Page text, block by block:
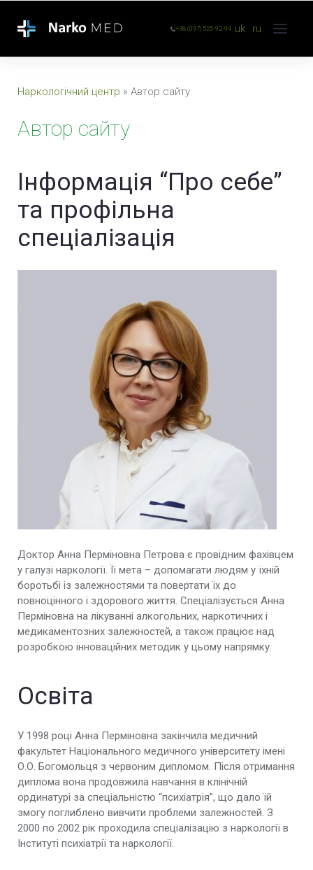
+38 (097) 525-92-94 uk ru
Наркологічний центр » Автор сайту
Автор сайту
Інформація “Про себе”
та профільна
спеціалізація
Доктор Анна Перміновна Петрова є провідним фахівцем
у галузі наркології. Її мета – допомагати людям у їхній
боротьбі із залежностями та повертати їх до
повноцінного і здорового життя. Спеціалізується Анна
Перміновна на лікуванні алкогольних, наркотичних і
медикаментозних залежностей, а також працює над
розробкою інноваційних методик у цьому напрямку.
Освіта
У 1998 році Анна Перміновна закінчила медичний
факультет Національного медичного університету імені
О.О. Богомольця з червоним дипломом. Після отримання
диплома вона продовжила навчання в клінічній
ординатурі за спеціальністю “психіатрія”, що дало їй
змогу поглиблено вивчити проблеми залежностей. З
2000 по 2002 рік проходила спеціалізацію з наркології в
Інституті психіатрії та наркології.